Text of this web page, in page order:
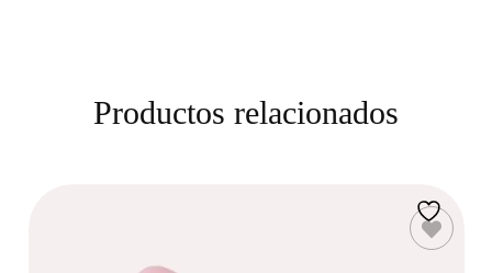
Productos relacionados